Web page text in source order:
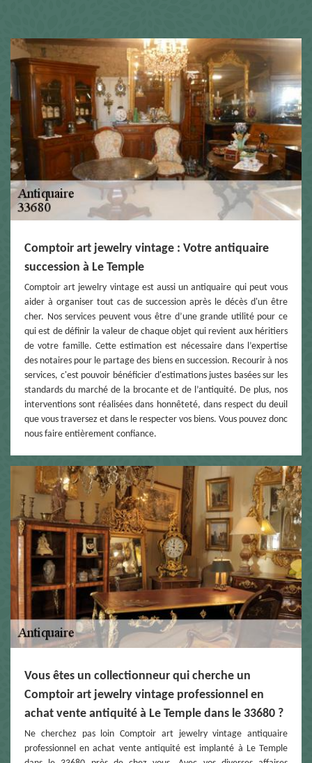
Comptoir art jewelry vintage : Votre antiquaire
succession à Le Temple
Comptoir art jewelry vintage est aussi un antiquaire qui peut vous
aider à organiser tout cas de succession après le décès d'un être
cher. Nos services peuvent vous être d’une grande utilité pour ce
qui est de définir la valeur de chaque objet qui revient aux héritiers
de votre famille. Cette estimation est nécessaire dans l’expertise
des notaires pour le partage des biens en succession. Recourir à nos
services, c'est pouvoir bénéficier d'estimations justes basées sur les
standards du marché de la brocante et de l’antiquité. De plus, nos
interventions sont réalisées dans honnêteté, dans respect du deuil
que vous traversez et dans le respecter vos biens. Vous pouvez donc
nous faire entièrement confiance.
Vous êtes un collectionneur qui cherche un
Comptoir art jewelry vintage professionnel en
achat vente antiquité à Le Temple dans le 33680 ?
Ne cherchez pas loin Comptoir art jewelry vintage antiquaire
professionnel en achat vente antiquité est implanté à Le Temple